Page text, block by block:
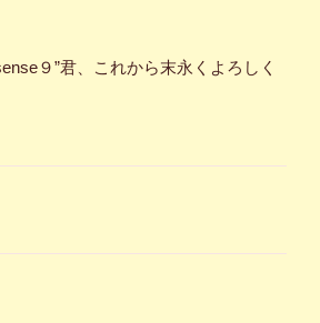
９”君、これから末永くよろしく